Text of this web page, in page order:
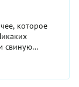
которое
свиную
за пять
духовку. За
делами,